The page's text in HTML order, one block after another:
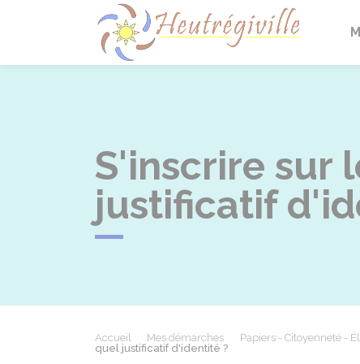
S'inscrire sur
justificatif
Accueil Mes démarches Papiers - Citoyenneté -
quel justificatif d'identité ?